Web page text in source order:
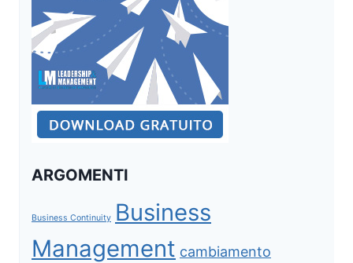
ARGOMENTI
Business Continuity Business
Management cambiamento